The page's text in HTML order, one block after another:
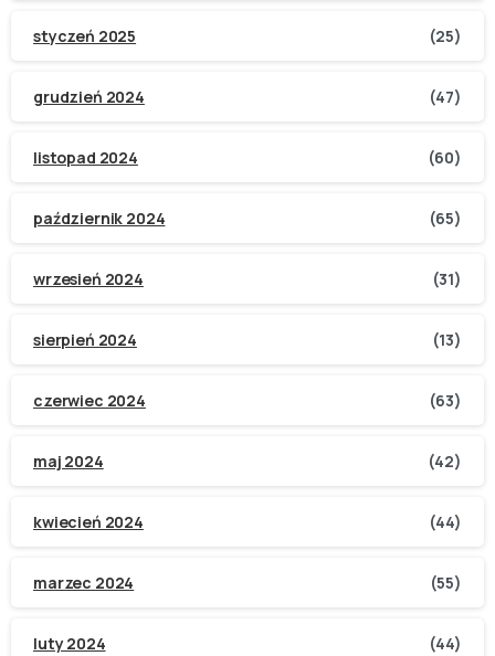
styczeń 2025 (25)
grudzień 2024 (47)
listopad 2024 (60)
październik 2024 (65)
wrzesień 2024 (31)
sierpień 2024 (13)
czerwiec 2024 (63)
maj 2024 (42)
kwiecień 2024 (44)
marzec 2024 (55)
luty 2024 (44)